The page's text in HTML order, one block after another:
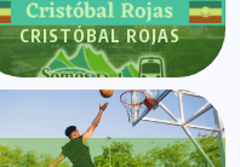
CRISTÓBAL ROJAS